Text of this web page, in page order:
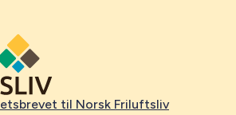
til Norsk Friluftsliv